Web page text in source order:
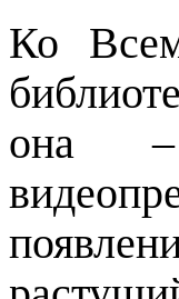
Ко
она –